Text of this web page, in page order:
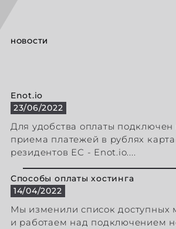
НОВОСТИ
Enot.io
23/06/2022
Для удобства оплаты подключен
приема платежей в рублях
резидентов ЕС - Enot.io....
Способы оплаты хостинга
14/04/2022
Мы изменили список доступных
и работаем над подключением